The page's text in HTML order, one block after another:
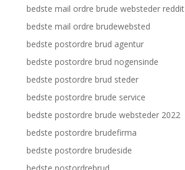
bedste mail ordre brude websteder reddit
bedste mail ordre brudewebsted
bedste postordre brud agentur
bedste postordre brud nogensinde
bedste postordre brud steder
bedste postordre brude service
bedste postordre brude websteder 2022
bedste postordre brudefirma
bedste postordre brudeside